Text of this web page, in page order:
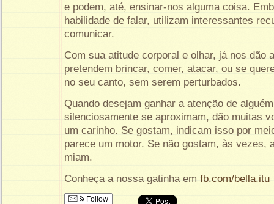
e podem, até, ensinar-nos alguma coisa.
habilidade de falar, utilizam interessantes
comunicar.
Com sua atitude corporal e olhar, já nos dão
pretendem brincar, comer, atacar, ou se
no seu canto, sem serem perturbados.
Quando desejam ganhar a atenção de
silenciosamente se aproximam, dão muitas
um carinho. Se gostam, indicam isso por
parece um motor. Se não gostam, às vezes,
miam.
Conheça a nossa gatinha em fb.com/bella.itu
Follow